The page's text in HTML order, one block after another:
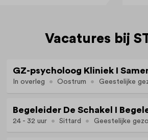
Vacatures bij
In overleg Oostrum Geestelijke
24 - 32 uur Sittard Geestelijke